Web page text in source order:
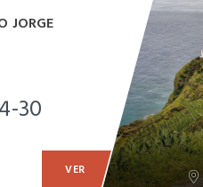
JORGE
30
VER